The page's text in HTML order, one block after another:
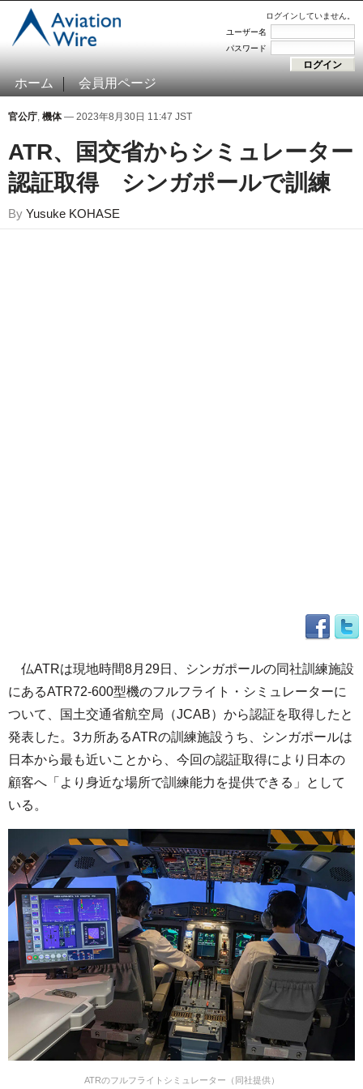
ログインしていません。
ユーザー名
パスワード
ホーム 会員用ページ
官公庁, 機体— 2023年8月30日 11:47 JST
ATR、国交省からシミュレーター
認証取得 シンガポールで訓練
By Yusuke KOHASE
仏ATRは現地時間8月29日、シンガポールの同社訓練施設
にあるATR72-600型機のフルフライト・シミュレーターに
ついて、国土交通省航空局（JCAB）から認証を取得したと
発表した。3カ所あるATRの訓練施設うち、シンガポールは
日本から最も近いことから、今回の認証取得により日本の
顧客へ「より身近な場所で訓練能力を提供できる」として
いる。
ATRのフルフライトシミュレーター（同社提供）